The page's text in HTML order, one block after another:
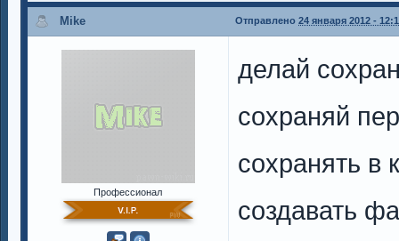
Mike Отправлено 24 января 2012 -
Профессионал
делай
сохраняй
сохранять в
создавать